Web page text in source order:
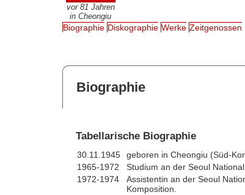
vor 81 Jahren
in Cheongiu
Biographie Diskographie Werke Zeitgenossen
Biographie
Tabellarische Biographie
30.11.1945
geboren in Cheongiu (Süd-
1965-1972
Studium an der Seoul
1972-1974
Assistentin an der Seoul
Komposition.